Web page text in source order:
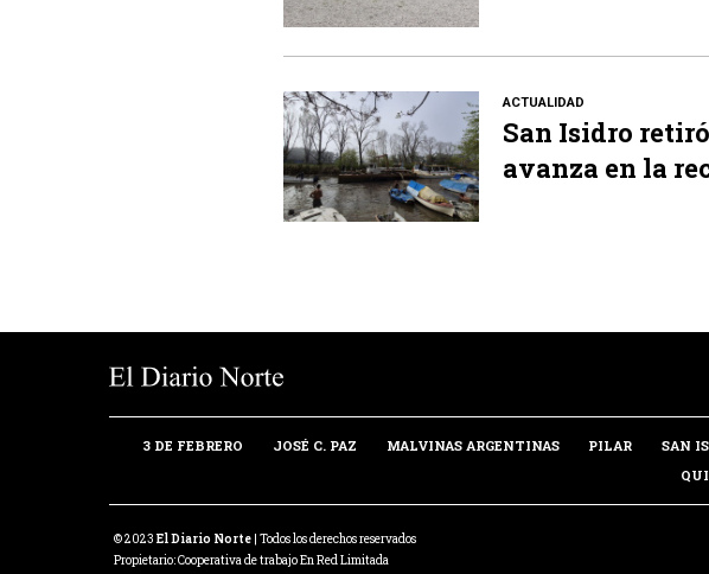
ACTUALIDAD
San Isidro
avanza en la
3 DE FEBRERO JOSÉ C. PAZ MALVINAS ARGENTINAS PILAR SAN
© 2023 El Diario Norte | Todos los derechos reservados
Propietario: Cooperativa de trabajo En Red Limitada